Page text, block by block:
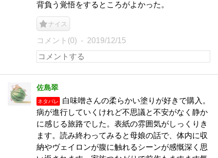
背負う覚悟をするところがよかった。
ナイス
コメント(0) 2019/12/15
佐島翠
ネタバレ
白味噌さんの柔らかい塗りが好きで購入。
病が進行していくけれど不思議と不安がなく静か
に感じる旅路でした。表紙の雰囲気がしっくりき
ます。読み終わってみると母娘の話で、体内に収
納やヴェイロンが腹に触れるシーンが感慨深く思